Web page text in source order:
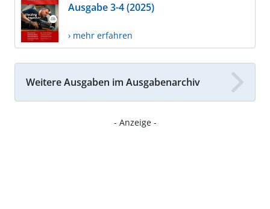
Ausgabe 3-4 (2025)
› mehr erfahren
Weitere Ausgaben im Ausgabenarchiv
- Anzeige -